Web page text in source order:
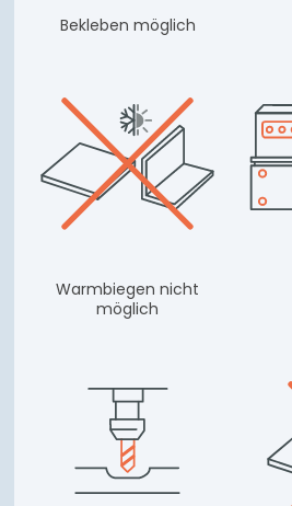
Bekleben möglich
Warmbiegen nicht
möglich